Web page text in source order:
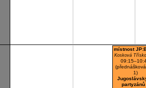
místnost
Kosková
1)
partyzánů